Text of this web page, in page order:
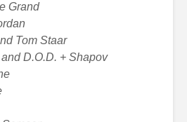
Grand
Tom Staar
D.O.D. + Shapov